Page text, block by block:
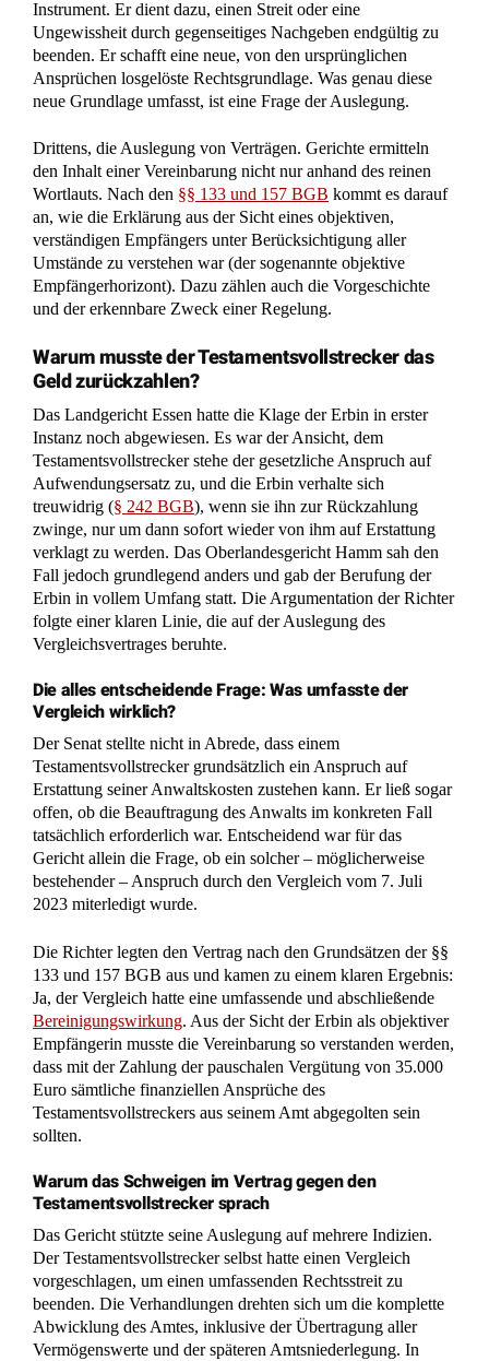
Instrument. Er dient dazu, einen Streit oder eine
Ungewissheit durch gegenseitiges Nachgeben endgültig zu
beenden. Er schafft eine neue, von den ursprünglichen
Ansprüchen losgelöste Rechtsgrundlage. Was genau diese
neue Grundlage umfasst, ist eine Frage der Auslegung.
Drittens, die Auslegung von Verträgen. Gerichte ermitteln
den Inhalt einer Vereinbarung nicht nur anhand des reinen
Wortlauts. Nach den §§ 133 und 157 BGB kommt es darauf
an, wie die Erklärung aus der Sicht eines objektiven,
verständigen Empfängers unter Berücksichtigung aller
Umstände zu verstehen war (der sogenannte objektive
Empfängerhorizont). Dazu zählen auch die Vorgeschichte
und der erkennbare Zweck einer Regelung.
Warum musste der Testamentsvollstrecker das
Geld zurückzahlen?
Das Landgericht Essen hatte die Klage der Erbin in erster
Instanz noch abgewiesen. Es war der Ansicht, dem
Testamentsvollstrecker stehe der gesetzliche Anspruch auf
Aufwendungsersatz zu, und die Erbin verhalte sich
treuwidrig (§ 242 BGB), wenn sie ihn zur Rückzahlung
zwinge, nur um dann sofort wieder von ihm auf Erstattung
verklagt zu werden. Das Oberlandesgericht Hamm sah den
Fall jedoch grundlegend anders und gab der Berufung der
Erbin in vollem Umfang statt. Die Argumentation der Richter
folgte einer klaren Linie, die auf der Auslegung des
Vergleichsvertrages beruhte.
Die alles entscheidende Frage: Was umfasste der
Vergleich wirklich?
Der Senat stellte nicht in Abrede, dass einem
Testamentsvollstrecker grundsätzlich ein Anspruch auf
Erstattung seiner Anwaltskosten zustehen kann. Er ließ sogar
offen, ob die Beauftragung des Anwalts im konkreten Fall
tatsächlich erforderlich war. Entscheidend war für das
Gericht allein die Frage, ob ein solcher – möglicherweise
bestehender – Anspruch durch den Vergleich vom 7. Juli
2023 miterledigt wurde.
Die Richter legten den Vertrag nach den Grundsätzen der §§
133 und 157 BGB aus und kamen zu einem klaren Ergebnis:
Ja, der Vergleich hatte eine umfassende und abschließende
Bereinigungswirkung. Aus der Sicht der Erbin als objektiver
Empfängerin musste die Vereinbarung so verstanden werden,
dass mit der Zahlung der pauschalen Vergütung von 35.000
Euro sämtliche finanziellen Ansprüche des
Testamentsvollstreckers aus seinem Amt abgegolten sein
sollten.
Warum das Schweigen im Vertrag gegen den
Testamentsvollstrecker sprach
Das Gericht stützte seine Auslegung auf mehrere Indizien.
Der Testamentsvollstrecker selbst hatte einen Vergleich
vorgeschlagen, um einen umfassenden Rechtsstreit zu
beenden. Die Verhandlungen drehten sich um die komplette
Abwicklung des Amtes, inklusive der Übertragung aller
Vermögenswerte und der späteren Amtsniederlegung. In